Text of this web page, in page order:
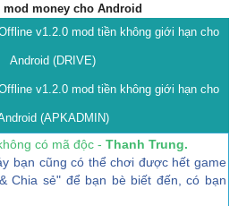
mod money cho Android
v1.2.0 mod tiền không giới hạn cho
Android (DRIVE)
v1.2.0 mod tiền không giới hạn cho
(APKADMIN)
có mã độc - Thanh Trung.
bạn cũng có thể chơi được hết game
Chia sẻ" để bạn bè biết đến, có bạn